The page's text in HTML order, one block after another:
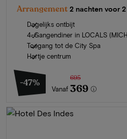
Arrangement 2 nachten voor
Dagelijks ontbijt
4-Gangendiner in LOCALS
Toegang tot de City Spa
Hartje centrum
-47%
Vanaf
695
369